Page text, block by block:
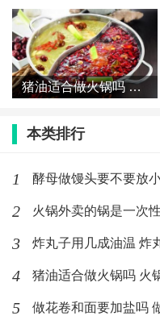
升，首先加水60%-70%
怎么和面比较好
1、和面时为避免水分
槽，将水分次徐徐倒进
与面粉充分搅拌均匀，
2、这样既不会因面粉
处都是，也不会粘得满
猪油适合做火锅吗 火锅为什么不用猪油
本类排行
1 酵母做馒头要不要放
2 火锅外卖的锅是一次
3 炸丸子用几成油温 炸
4 猪油适合做火锅吗 火
5 做花卷和面要加盐吗